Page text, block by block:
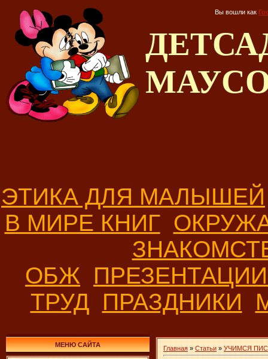
Вы вошли как
ЭТИКА ДЛЯ МАЛЫШЕЙ
В МИРЕ КНИГ
ОБЖ
ТРУД ПРАЗДНИКИ
МЕНЮ САЙТА Главная » Статьи » УЧИМСЯ